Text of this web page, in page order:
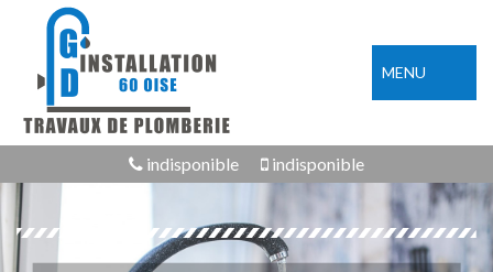
MENU
indisponible indisponible